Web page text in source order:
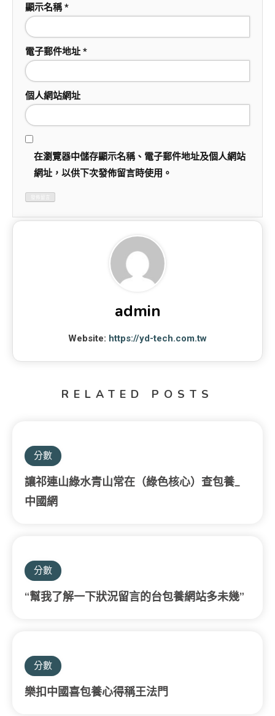
顯示名稱*
電子郵件地址 *
個人網站網址
在瀏覽器中儲存顯示名稱、電子郵件地址及個人網站
網址，以供下次發佈留言時使用。
admin
Website: https://yd-tech.com.tw
RELATED POSTS
分數
讓祁連山綠水青山常在（綠色核心）查包養_
中國網
分數
“幫我了解一下狀況留言的台包養網站多未幾”
分數
樂扣中國喜包養心得稱王法門